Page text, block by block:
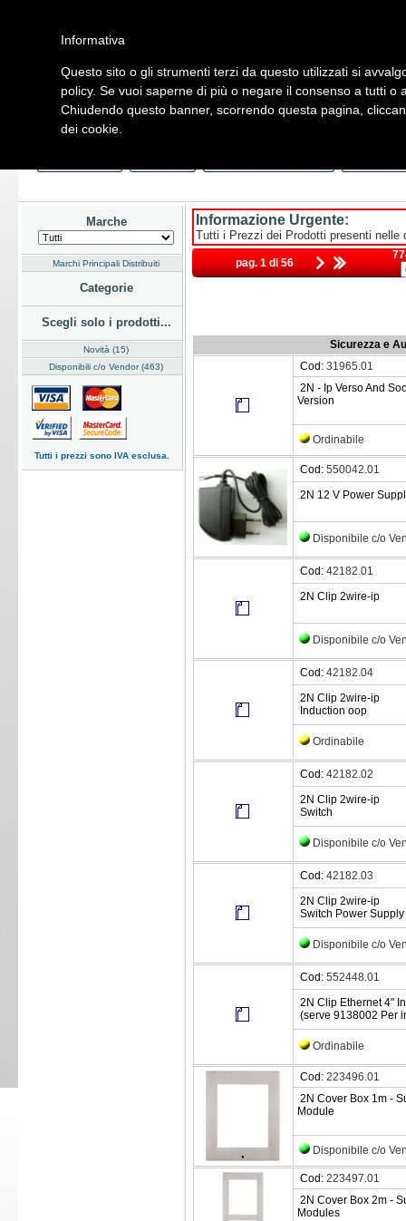
Home Listino Marchi Dati Cliente Servizi Company
Hardware Software Fotografia Telefonia Audio Video
Marche
Marchi Principali Distribuiti
Categorie
Scegli solo i prodotti...
Novità (15)
Disponibili c/o Vendor (463)
Tutti i prezzi sono IVA esclusa.
Informazione Urgente:
Tutti i Prezzi dei Prodotti presenti
pag. 1 di 56
Sicurezza e
Cod: 31965.01
2N - Ip Verso And
Version
Ordinabile
Cod: 550042.01
2N 12 V Power
Disponibile c/o
Cod: 42182.01
2N Clip 2wire-ip
Disponibile c/o
Cod: 42182.04
2N Clip 2wire-ip
Induction oop
Ordinabile
Cod: 42182.02
2N Clip 2wire-ip
Switch
Disponibile c/o
Cod: 42182.03
2N Clip 2wire-ip
Switch Power
Disponibile c/o
Cod: 552448.01
2N Clip Ethernet 4"
(serve 9138002 Per
Ordinabile
Cod: 223496.01
2N Cover Box 1m -
Module
Disponibile c/o
Cod: 223497.01
2N Cover Box 2m -
Modules
Informativa
Questo sito o gli strumenti terzi da questo utilizzati si
policy. Se vuoi saperne di più o negare il consenso a tutti o
Chiudendo questo banner, scorrendo questa pagina,
dei cookie.